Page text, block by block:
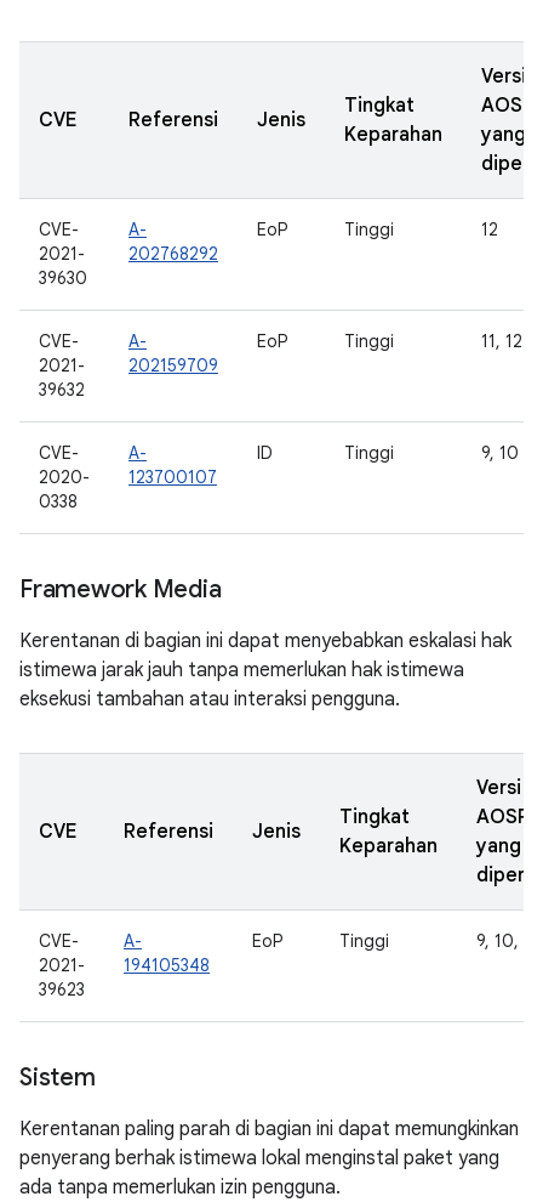
CVE Referensi Jenis
Tingkat
Keparahan
Versi
AOSP
yang
CVE-
2021-
39630
A-
202768292
EoP Tinggi 12
CVE-
2021-
39632
A-
202159709
EoP Tinggi 11, 12
CVE-
2020-
0338
A-
123700107
ID Tinggi 9, 10
Framework Media
Kerentanan di bagian ini dapat menyebabkan eskalasi hak
istimewa jarak jauh tanpa memerlukan hak istimewa
eksekusi tambahan atau interaksi pengguna.
CVE Referensi Jenis
Tingkat
Keparahan
Versi
AOSP
yang
CVE-
2021-
39623
A-
194105348
EoP Tinggi 9, 10,
Sistem
Kerentanan paling parah di bagian ini dapat memungkinkan
penyerang berhak istimewa lokal menginstal paket yang
ada tanpa memerlukan izin pengguna.